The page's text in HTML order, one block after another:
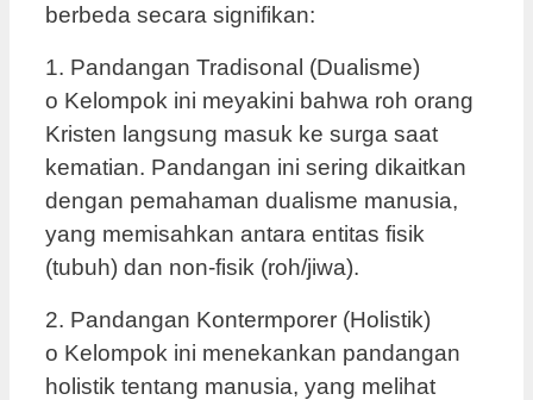
berbeda secara signifikan:
1. Pandangan Tradisonal (Dualisme)
o Kelompok ini meyakini bahwa roh orang
Kristen langsung masuk ke surga saat
kematian. Pandangan ini sering dikaitkan
dengan pemahaman dualisme manusia,
yang memisahkan antara entitas fisik
(tubuh) dan non-fisik (roh/jiwa).
2. Pandangan Kontermporer (Holistik)
o Kelompok ini menekankan pandangan
holistik tentang manusia, yang melihat